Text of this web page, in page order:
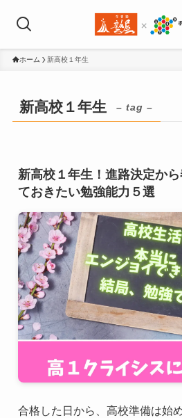
ホーム 新高校１年生
新高校１年生 – tag –
新高校１年生！進路決定か
ておきたい勉強能力５選
合格した日から、高校準備は始